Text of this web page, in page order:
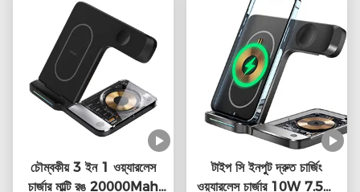
চৌম্বকীয় 3 ইন 1 ওয়্যারলেস
চার্জার মাল্টি রঙ 20000Mah
টাইপ সি ইনপুট দ্রুত চার্জিং
ওয়্যারলেস চার্জার 10W 7.5W